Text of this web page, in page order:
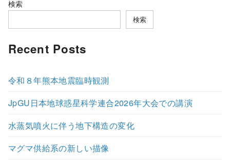
検索
検索
Recent Posts
令和８年熊本地震臨時観測
JpGU日本地球惑星科学連合2026年大会での講演
水蒸気噴火に伴う地下構造の変化
マグマ供給系の新しい描像